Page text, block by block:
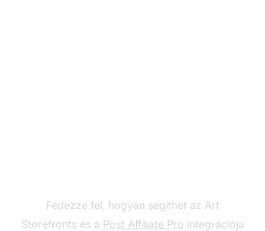
Fedezze fel, hogyan segíthet az Art
Storefronts és a Post Affiliate Pro integrációja